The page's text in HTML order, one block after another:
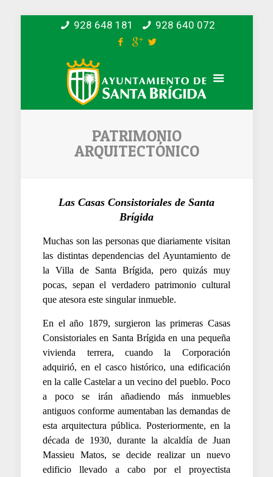
928 648 181 928 640 072
PATRIMONIO
ARQUITECTÓNICO
Las Casas Consistoriales de Santa
Brígida
Muchas son las personas que diariamente visitan
las distintas dependencias del Ayuntamiento de
la Villa de Santa Brígida, pero quizás muy
pocas, sepan el verdadero patrimonio cultural
que atesora este singular inmueble.
En el año 1879, surgieron las primeras Casas
Consistoriales en Santa Brígida en una pequeña
vivienda terrera, cuando la Corporación
adquirió, en el casco histórico, una edificación
en la calle Castelar a un vecino del pueblo. Poco
a poco se irán añadiendo más inmuebles
antiguos conforme aumentaban las demandas de
esta arquitectura pública. Posteriormente, en la
década de 1930, durante la alcaldía de Juan
Massieu Matos, se decide realizar un nuevo
edificio llevado a cabo por el proyectista